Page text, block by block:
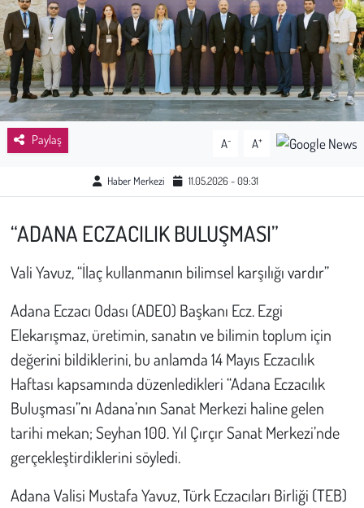
Paylaş A- A+
Haber Merkezi 11.05.2026 - 09:31
“ADANA ECZACILIK BULUŞMASI”
Vali Yavuz, “İlaç kullanmanın bilimsel karşılığı vardır”
Adana Eczacı Odası (ADEO) Başkanı Ecz. Ezgi
Elekarışmaz, üretimin, sanatın ve bilimin toplum için
değerini bildiklerini, bu anlamda 14 Mayıs Eczacılık
Haftası kapsamında düzenledikleri “Adana Eczacılık
Buluşması”nı Adana’nın Sanat Merkezi haline gelen
tarihi mekan; Seyhan 100. Yıl Çırçır Sanat Merkezi’nde
gerçekleştirdiklerini söyledi.
Adana Valisi Mustafa Yavuz, Türk Eczacıları Birliği (TEB)
Sağlık
Kadın
Emek
Spor
Çocuk
Kültür Sanat
Bilim - Teknoloji
İnsan Hakları
Hayvan Hakları
Çevre
Galeri
Günün İçinden